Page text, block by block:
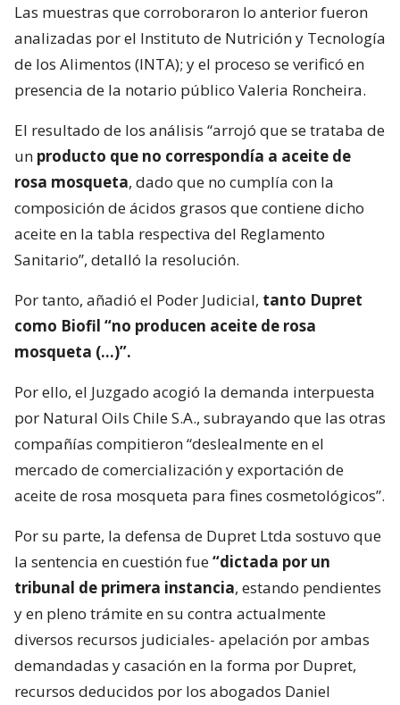
Las muestras que corroboraron lo anterior fueron
analizadas por el Instituto de Nutrición y Tecnología
de los Alimentos (INTA); y el proceso se verificó en
presencia de la notario público Valeria Roncheira.
El resultado de los análisis “arrojó que se trataba de
un producto que no correspondía a aceite de
rosa mosqueta, dado que no cumplía con la
composición de ácidos grasos que contiene dicho
aceite en la tabla respectiva del Reglamento
Sanitario”, detalló la resolución.
Por tanto, añadió el Poder Judicial, tanto Dupret
como Biofil “no producen aceite de rosa
mosqueta (…)”.
Por ello, el Juzgado acogió la demanda interpuesta
por Natural Oils Chile S.A., subrayando que las otras
compañías compitieron “deslealmente en el
mercado de comercialización y exportación de
aceite de rosa mosqueta para fines cosmetológicos”.
Por su parte, la defensa de Dupret Ltda sostuvo que
la sentencia en cuestión fue“dictada por un
tribunal de primera instancia, estando pendientes
y en pleno trámite en su contra actualmente
diversos recursos judiciales- apelación por ambas
demandadas y casación en la forma por Dupret,
recursos deducidos por los abogados Daniel